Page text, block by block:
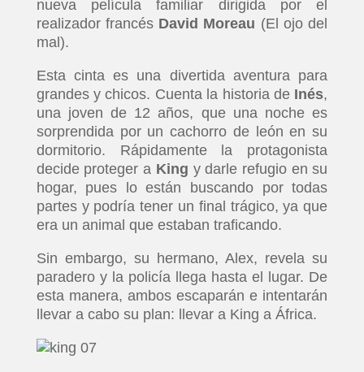
nueva película familiar dirigida por el
realizador francés David Moreau (El ojo del
mal).
Esta cinta es una divertida aventura para
grandes y chicos. Cuenta la historia deInés,
una joven de 12 años, que una noche es
sorprendida por un cachorro de león en su
dormitorio. Rápidamente la protagonista
decide proteger a King y darle refugio en su
hogar, pues lo están buscando por todas
partes y podría tener un final trágico, ya que
era un animal que estaban traficando.
Sin embargo, su hermano, Alex, revela su
paradero y la policía llega hasta el lugar. De
esta manera, ambos escaparán e intentarán
llevar a cabo su plan: llevar a King a África.